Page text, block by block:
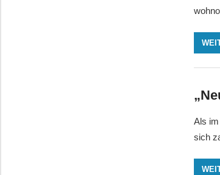
Als
sich